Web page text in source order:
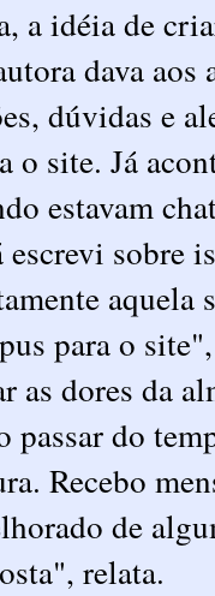
a idéia de
dava
dúvidas e
o site. Já
estavam
sobre
para o
as dores da
passar do
Recebo
de
relata.